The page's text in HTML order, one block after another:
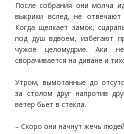
После собрания они молча
выкрики вслед, не
Когда щелкает замок,
под душ вдвоем, избегают
чужое целомудрие. Аки
сворачивается на диване и
Утром, вымотанные до
за столом друг напротив
ветер бьет в стекла.
– Скоро они начнут жечь